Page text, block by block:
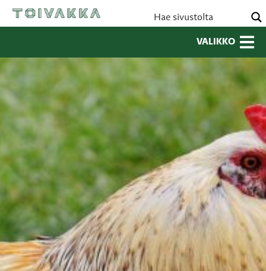
VALIKKO